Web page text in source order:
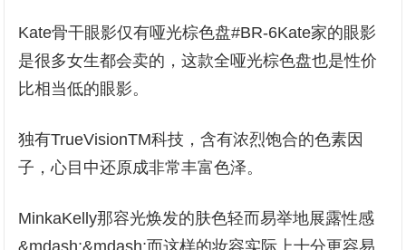
Kate骨干眼影仅有哑光棕色盘#BR-6Kate家的眼影
是很多女生都会卖的，这款全哑光棕色盘也是性价
比相当低的眼影。
独有TrueVisionTM科技，含有浓烈饱合的色素因
子，心目中还原成非常丰富色泽。
MinkaKelly那容光焕发的肤色轻而易举地展露性感
&mdash;&mdash;而这样的妆容实际上十分更容易